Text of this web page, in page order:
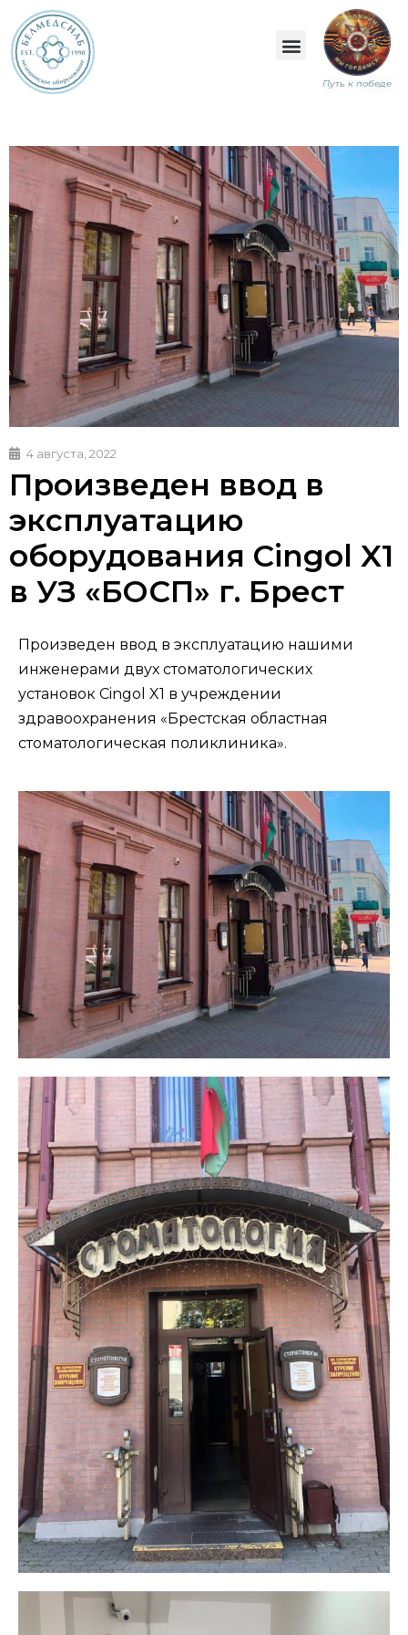
Путь к победе
4 августа, 2022
Произведен ввод в
эксплуатацию
оборудования Cingol X1
в УЗ «БОСП» г. Брест
Произведен ввод в эксплуатацию нашими
инженерами двух стоматологических
установок Cingol X1 в учреждении
здравоохранения «Брестская областная
стоматологическая поликлиника».